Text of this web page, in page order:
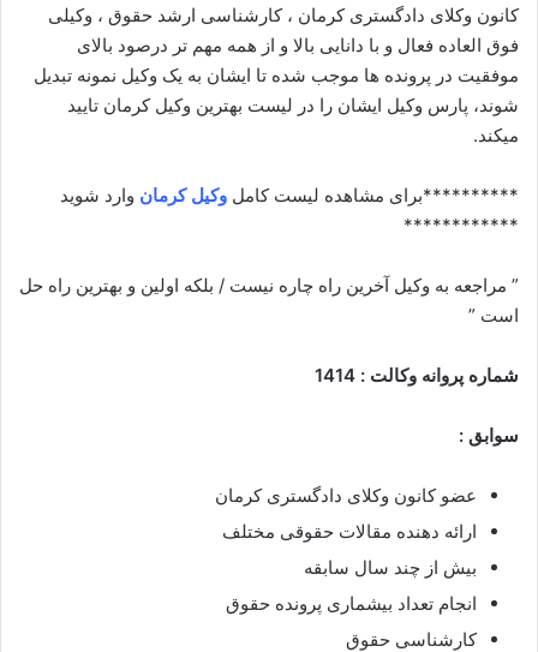
کانون وکلای دادگستری کرمان ، کارشناسی ارشد حقوق ، وکیلی
فوق العاده فعال و با دانایی بالا و از همه مهم تر درصود بالای
موفقیت در پرونده ها موجب شده تا ایشان به یک وکیل نمونه تبدیل
شوند، پارس وکیل ایشان را در لیست بهترین وکیل کرمان تایید
میکند.
**********برای مشاهده لیست کامل وکیل کرمان وارد شوید
************
” مراجعه به وکیل آخرین راه چاره نیست / بلکه اولین و بهترین راه حل
است ”
شماره پروانه وکالت : 1414
سوابق :
عضو کانون وکلای دادگستری کرمان
ارائه دهنده مقالات حقوقی مختلف
بیش از چند سال سابقه
انجام تعداد بیشماری پرونده حقوق
کارشناسی حقوق